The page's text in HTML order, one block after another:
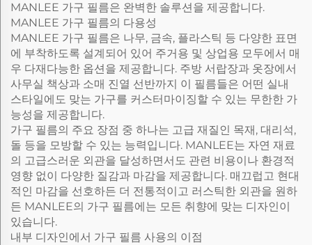
MANLEE 가구 필름은 완벽한 솔루션을 제공합니다.
MANLEE 가구 필름의 다용성
MANLEE 가구 필름은 나무, 금속, 플라스틱 등 다양한 표면
에 부착하도록 설계되어 있어 주거용 및 상업용 모두에서 매
우 다재다능한 옵션을 제공합니다. 주방 서랍장과 옷장에서
사무실 책상과 소매 진열 선반까지 이 필름들은 어떤 실내
스타일에도 맞는 가구를 커스터마이징할 수 있는 무한한 가
능성을 제공합니다.
가구 필름의 주요 장점 중 하나는 고급 재질인 목재, 대리석,
돌 등을 모방할 수 있는 능력입니다. MANLEE는 자연 재료
의 고급스러운 외관을 달성하면서도 관련 비용이나 환경적
영향 없이 다양한 질감과 마감을 제공합니다. 매끄럽고 현대
적인 마감을 선호하든 더 전통적이고 러스틱한 외관을 원하
든 MANLEE의 가구 필름에는 모든 취향에 맞는 디자인이
있습니다.
내부 디자인에서 가구 필름 사용의 이점